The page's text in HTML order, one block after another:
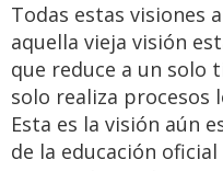
Todas estas visiones
aquella vieja visión
que reduce a un solo
solo realiza procesos
Esta es la visión aún
de la educación